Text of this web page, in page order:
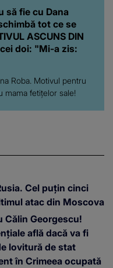
să fie cu Dana
tot ce se
ASCUNS DIN
cei doi: "Mi-a zis:
Roba. Motivul pentru
mama fetițelor sale!
Cel puțin cinci
atac din Moscova
Călin Georgescu!
află dacă va fi
lovitură de stat
în Crimeea ocupată